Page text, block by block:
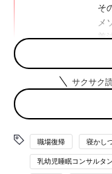
そ
メ
善
累
く
す
が
出
（
サクサク
職場復帰 寝かし
乳幼児睡眠コンサルタ